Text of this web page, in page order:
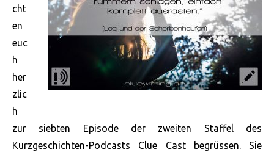
cht
en
euc
h
her
zlic
h
zur siebten Episode der zweiten Staffel des
Kurzgeschichten-Podcasts Clue Cast begrüssen. Sie